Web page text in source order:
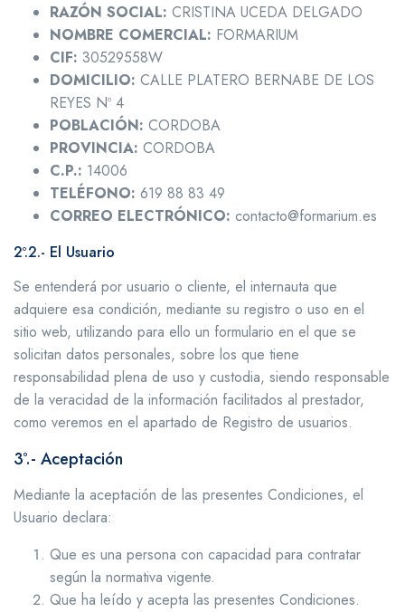
RAZÓN SOCIAL: CRISTINA UCEDA DELGADO
NOMBRE COMERCIAL: FORMARIUM
CIF: 30529558W
DOMICILIO: CALLE PLATERO BERNABE DE LOS
REYES Nº 4
POBLACIÓN: CORDOBA
PROVINCIA: CORDOBA
C.P.: 14006
TELÉFONO: 619 88 83 49
CORREO ELECTRÓNICO: contacto@formarium.es
2º.2.- El Usuario
Se entenderá por usuario o cliente, el internauta que
adquiere esa condición, mediante su registro o uso en el
sitio web, utilizando para ello un formulario en el que se
solicitan datos personales, sobre los que tiene
responsabilidad plena de uso y custodia, siendo responsable
de la veracidad de la información facilitados al prestador,
como veremos en el apartado de Registro de usuarios.
3º.- Aceptación
Mediante la aceptación de las presentes Condiciones, el
Usuario declara:
Que es una persona con capacidad para contratar
según la normativa vigente.
Que ha leído y acepta las presentes Condiciones.